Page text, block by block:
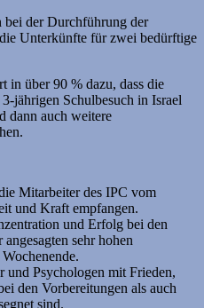
bei der Durchführung der
Unterkünfte für zwei bedürftige
in über 90 % dazu, dass die
jährigen Schulbesuch in Israel
dann auch weitere
Mitarbeiter des IPC vom
und Kraft empfangen.
und Erfolg bei den
sehr hohen
und Psychologen mit Frieden,
den Vorbereitungen als auch
sind.